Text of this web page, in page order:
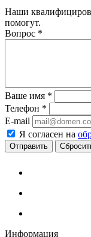
Наши
помогут.
Вопрос *
Ваше имя *
Телефон *
E-mail
Я согласен на
Информация